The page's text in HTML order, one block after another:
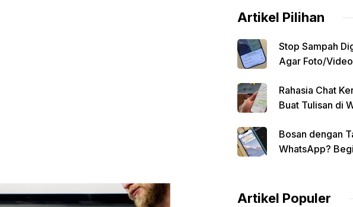
Artikel Pilihan
Stop Sampah
Agar Foto/
Otomatis
Rahasia Chat
Buat Tulisan di
Bosan dengan
WhatsApp?
Artikel Populer